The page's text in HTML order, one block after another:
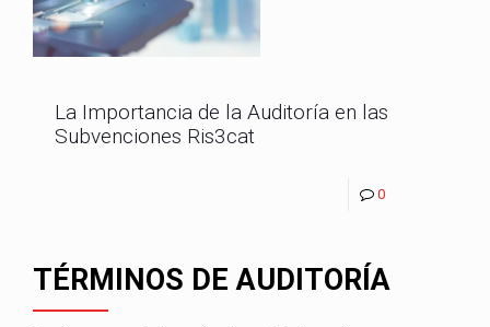
La Importancia de la Auditoría en las
Subvenciones Ris3cat
0
TÉRMINOS DE AUDITORÍA